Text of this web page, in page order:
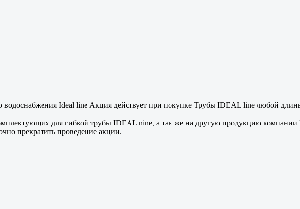
водоснабжения Ideal line Акция действует при покупке Трубы IDEAL line любой
для гибкой трубы IDEAL nine, а так же на другую продукцию
прекратить проведение акции.